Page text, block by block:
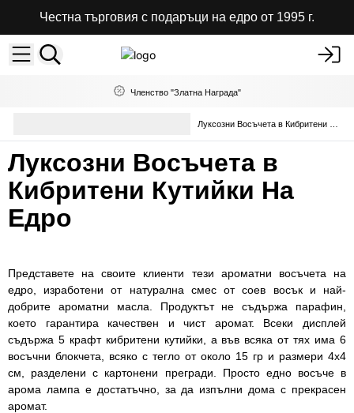
Честна търговия с подаръци на едро от 1995 г.
Членство "Златна Награда"
Луксозни Восъчета в
Кибритени Кутийки На
Едро
Представете на своите клиенти тези ароматни восъчета на
едро, изработени от натурална смес от соев восък и най-
добрите ароматни масла. Продуктът не съдържа парафин,
което гарантира качествен и чист аромат. Всеки дисплей
съдържа 5 крафт кибритени кутийки, а във всяка от тях има 6
восъчни блокчета, всяко с тегло от около 15 гр и размери 4х4
см, разделени с картонени прегради. Просто едно восъче в
арома лампа е достатъчно, за да изпълни дома с прекрасен
аромат.